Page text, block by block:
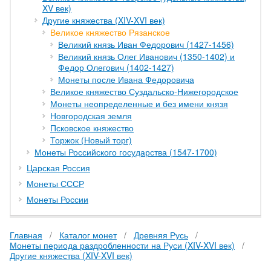
XV век)
Другие княжества (XIV-XVI век)
Великое княжество Рязанское
Великий князь Иван Федорович (1427-1456)
Великий князь Олег Иванович (1350-1402) и
Федор Олегович (1402-1427)
Монеты после Ивана Федоровича
Великое княжество Суздальско-Нижегородское
Монеты неопределенные и без имени князя
Новгородская земля
Псковское княжество
Торжок (Новый торг)
Монеты Российского государства (1547-1700)
Царская Россия
Монеты СССР
Монеты России
Каталог монет
Древняя Русь
Монеты периода раздробленности на Руси (XIV-XVI век)
Другие княжества (XIV-XVI век)